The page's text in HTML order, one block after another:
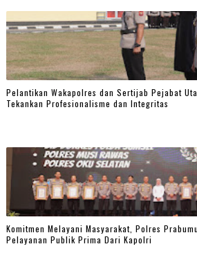
Pelantikan Wakapolres dan Sertijab Pejabat
Tekankan Profesionalisme dan Integritas
Komitmen Melayani Masyarakat, Polres
Pelayanan Publik Prima Dari Kapolri